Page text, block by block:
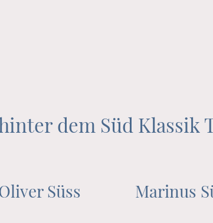
dem Süd Klassik
Süss Marinus